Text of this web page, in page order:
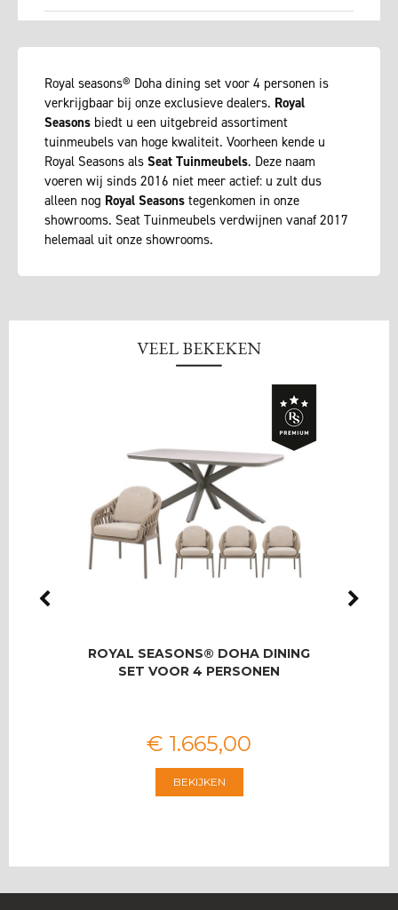
Royal seasons® Doha dining set voor 4 personen is
verkrijgbaar bij onze exclusieve dealers. Royal
Seasons biedt u een uitgebreid assortiment
tuinmeubels van hoge kwaliteit. Voorheen kende u
Royal Seasons als Seat Tuinmeubels. Deze naam
voeren wij sinds 2016 niet meer actief: u zult dus
alleen nog Royal Seasons tegenkomen in onze
showrooms. Seat Tuinmeubels verdwijnen vanaf 2017
helemaal uit onze showrooms.
VEEL BEKEKEN
ROYAL SEASONS® DOHA DINING
SET VOOR 4 PERSONEN
€ 1.665,00
BEKIJKEN